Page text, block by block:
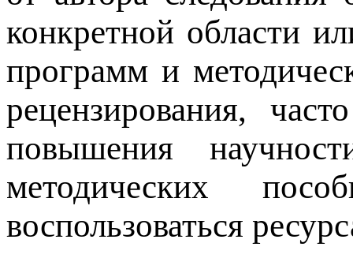
конкретной области
программ и
рецензирования,
повышения
методических
воспользоваться